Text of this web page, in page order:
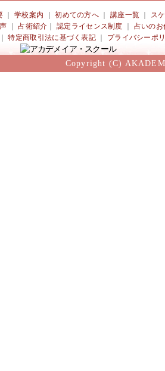
｜学校案内 ｜初めての方へ 講座一覧
ス
｜占術紹介 ｜認定ライセンス制度
占いのお
｜特定商取引法に基づく表記 プライバシーポ
Copyright (C)